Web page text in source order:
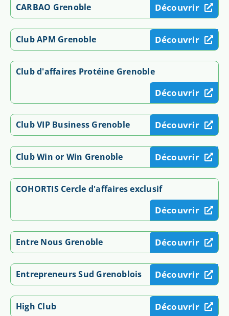
CARBAO Grenoble Découvrir
Club APM Grenoble Découvrir
Club d'affaires Protéine Grenoble
Découvrir
Club VIP Business Grenoble Découvrir
Club Win or Win Grenoble Découvrir
COHORTIS Cercle d'affaires exclusif
Découvrir
Entre Nous Grenoble Découvrir
Entrepreneurs Sud Grenoblois Découvrir
High Club Découvrir